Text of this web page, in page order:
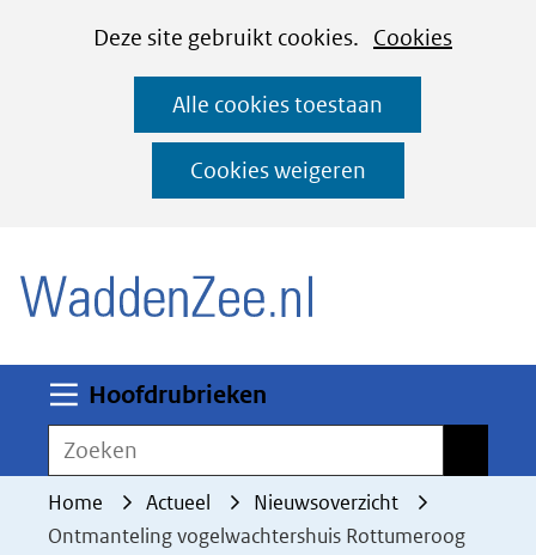
CookiesDeze site gebruikt cookies. Cookies
deze
worden
toegestaan
geweigerd.
Alle cookies toestaan
Cookies weigeren
Ga
naar
de
inhoud
Hoofdrubrieken
Zoeken
Home Actueel
Nieuwsoverzicht
Ontmanteling vogelwachtershuis Rottumeroog